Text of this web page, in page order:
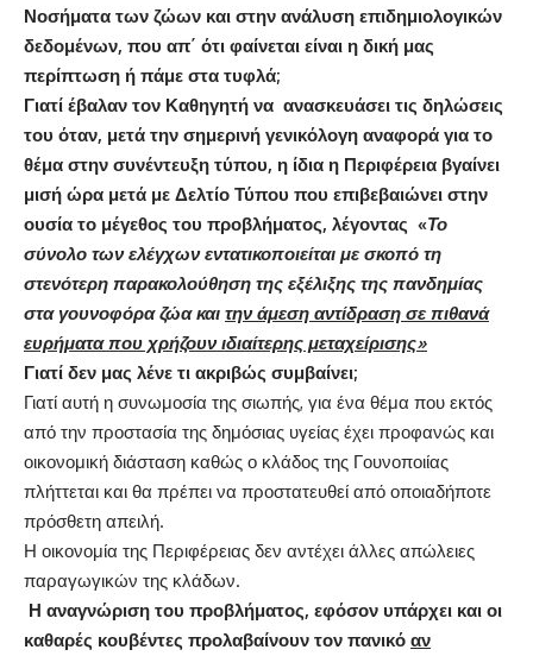
Νοσήματα των ζώων και στην ανάλυση επιδημιολογικών
δεδομένων, που απ΄ ότι φαίνεται είναι η δική μας
περίπτωση ή πάμε στα τυφλά;
Γιατί έβαλαν τον Καθηγητή να ανασκευάσει τις δηλώσεις
του όταν, μετά την σημερινή γενικόλογη αναφορά για το
θέμα στην συνέντευξη τύπου, η ίδια η Περιφέρεια βγαίνει
μισή ώρα μετά με Δελτίο Τύπου που επιβεβαιώνει στην
ουσία το μέγεθος του προβλήματος, λέγοντας «Το
σύνολο των ελέγχων εντατικοποιείται με σκοπό τη
στενότερη παρακολούθηση της εξέλιξης της πανδημίας
στα γουνοφόρα ζώα και την άμεση αντίδραση σε πιθανά
ευρήματα που χρήζουν ιδιαίτερης μεταχείρισης»
Γιατί δεν μας λένε τι ακριβώς συμβαίνει;
Γιατί αυτή η συνωμοσία της σιωπής, για ένα θέμα που εκτός
από την προστασία της δημόσιας υγείας έχει προφανώς και
οικονομική διάσταση καθώς ο κλάδος της Γουνοποιίας
πλήττεται και θα πρέπει να προστατευθεί από οποιαδήποτε
πρόσθετη απειλή.
Η οικονομία της Περιφέρειας δεν αντέχει άλλες απώλειες
παραγωγικών της κλάδων.
Η αναγνώριση του προβλήματος, εφόσον υπάρχει και οι
καθαρές κουβέντες προλαβαίνουν τον πανικό αν